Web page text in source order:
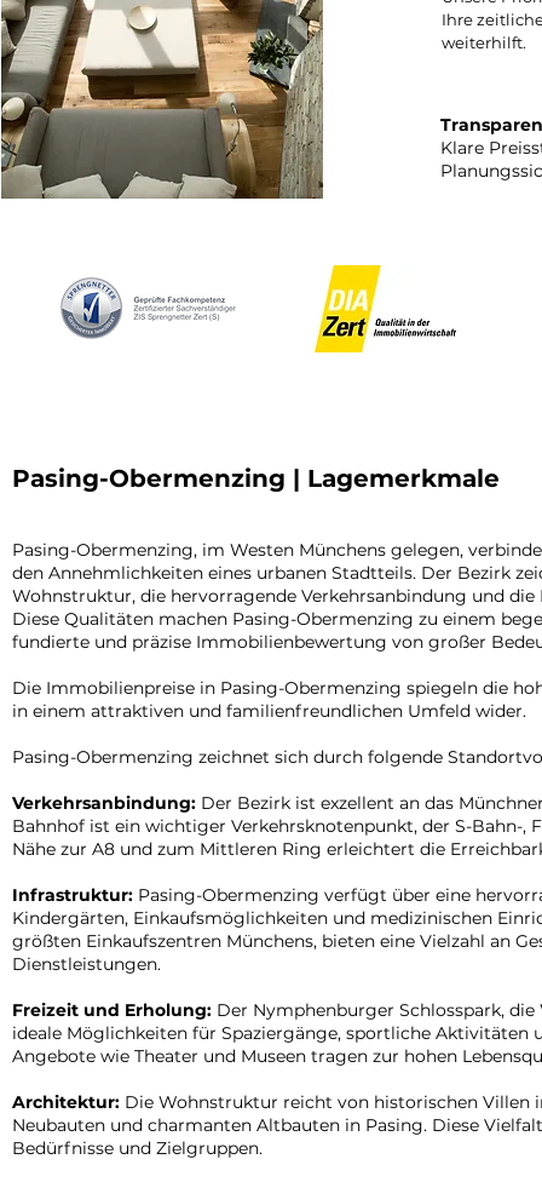
Ihre
weiterhilft.
Klare
Pasing-Obermenzing | Lagemerkmale
Pasing-Obermenzing, im Westen Münchens gelegen,
den Annehmlichkeiten eines urbanen Stadtteils. Der Bezirk
Wohnstruktur, die hervorragende Verkehrsanbindung und
Diese Qualitäten machen Pasing-Obermenzing zu einem
fundierte und präzise Immobilienbewertung von großer
Die Immobilienpreise in Pasing-Obermenzing spiegeln die
in einem attraktiven und familienfreundlichen Umfeld wider.
Pasing-Obermenzing zeichnet sich durch folgende
Verkehrsanbindung: Der Bezirk ist exzellent an das
Bahnhof ist ein wichtiger Verkehrsknotenpunkt, der S-Bahn-,
Nähe zur A8 und zum Mittleren Ring erleichtert die
Infrastruktur: Pasing-Obermenzing verfügt über eine
Kindergärten, Einkaufsmöglichkeiten und medizinischen
größten Einkaufszentren Münchens, bieten eine Vielzahl an
Dienstleistungen.
Freizeit und Erholung: Der Nymphenburger Schlosspark,
ideale Möglichkeiten für Spaziergänge, sportliche Aktivitäten
Angebote wie Theater und Museen tragen zur hohen
Architektur: Die Wohnstruktur reicht von historischen Villen
Neubauten und charmanten Altbauten in Pasing. Diese
Bedürfnisse und Zielgruppen.